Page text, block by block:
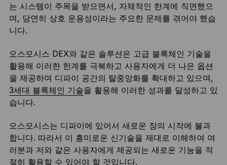
는 시스템이 주목을 받으면서, 자체적인 한계에 직면했으
며, 당연히 상호 운용성이라는 주요한 문제를 겪어야 했습
니다.
오스모시스 DEX와 같은 솔루션은 고급 블록체인 기술을
활용해 이러한 한계를 극복하고 사용자에게 더 나은 옵션
을 제공하며 디파이 공간의 탈중앙화를 확대하고 있으며,
3세대 블록체인 기술을 활용해 이러한 성과를 달성하고 있
습니다.
오스모시스는 디파이에 있어서 새로운 장의 시작에 불과
합니다. 따라서 이 흥미로운 신기술을 제대로 이해하여 여
러분과 저와 같은 사용자에게 제공되는 새로운 기능을 적
절히 활용할 수 있어야 할 것입니다.